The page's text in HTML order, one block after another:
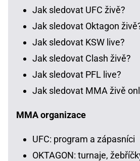
Jak sledovat UFC živě?
Jak sledovat Oktagon
Jak sledovat KSW live?
Jak sledovat Clash živě?
Jak sledovat PFL live?
Jak sledovat MMA živě
MMA organizace
UFC: program a zápasníci
OKTAGON: turnaje,